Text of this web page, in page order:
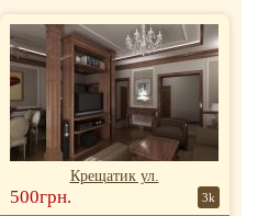
Крещатик ул.
500грн. 3k